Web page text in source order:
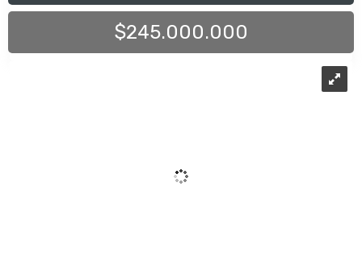
$245.000.000